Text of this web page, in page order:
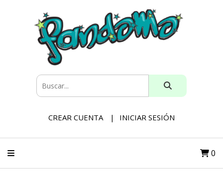
CREAR CUENTA INICIAR SESIÓN
0